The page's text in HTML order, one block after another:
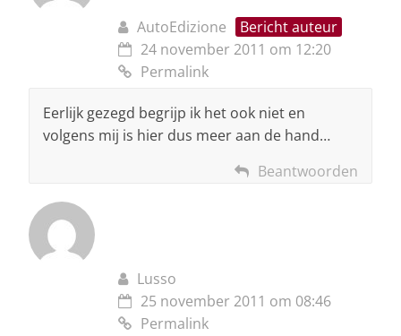
AutoEdizione
Bericht auteur
24 november 2011 om 12:20
Permalink
Eerlijk gezegd begrijp ik het ook niet en
volgens mij is hier dus meer aan de hand…
Beantwoorden
Lusso
25 november 2011 om 08:46
Permalink